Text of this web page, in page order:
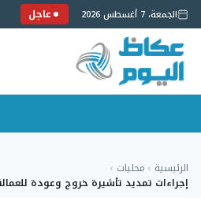
الجمعة، 7 أغسطس 2026 عاجل
إلى
المحتوى
الرئيسية › محليات ›
إجراءات تمديد تأشيرة خروج وعودة